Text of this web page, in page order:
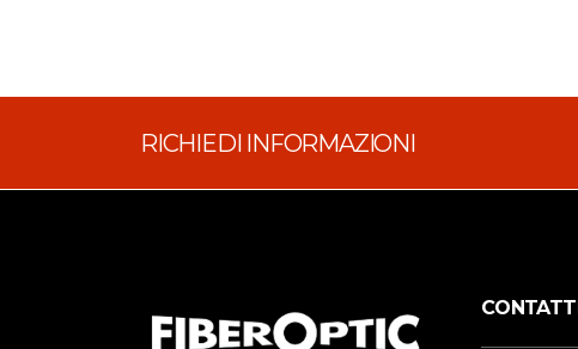
RICHIEDI INFORMAZIONI
CONTATTI